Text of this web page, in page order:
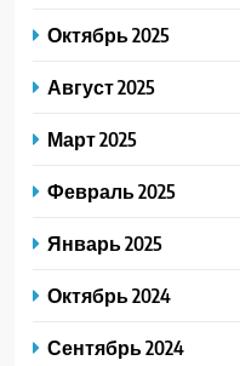
Октябрь 2025
Август 2025
Март 2025
Февраль 2025
Январь 2025
Октябрь 2024
Сентябрь 2024